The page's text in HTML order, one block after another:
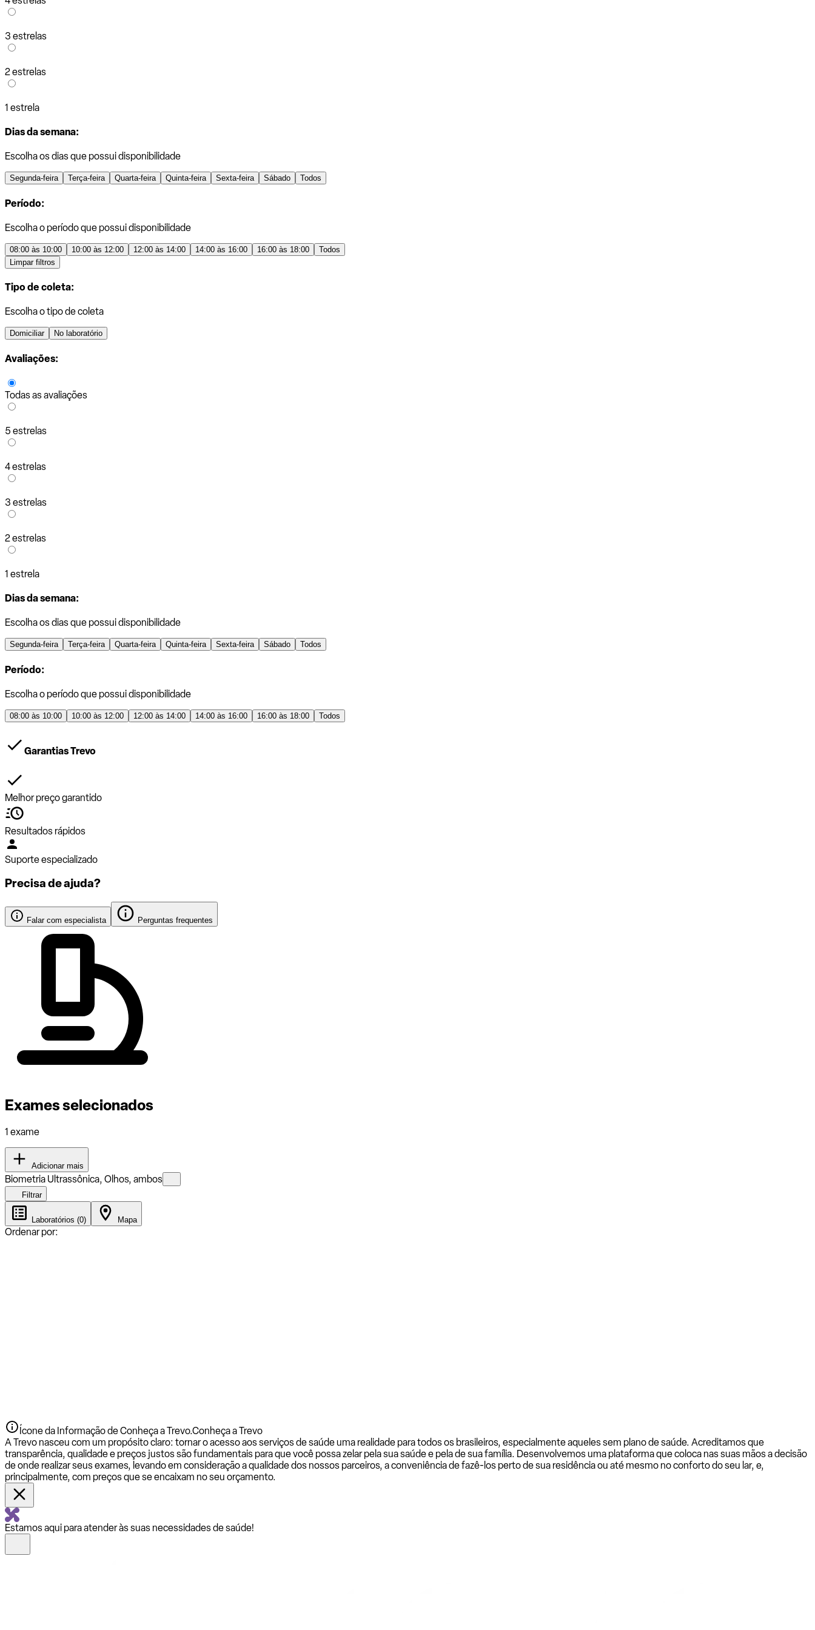
3 estrelas
2 estrelas
1 estrela
Dias da semana:
Escolha os dias que possui disponibilidade
Segunda-feira Terça-feira Quarta-feira Quinta-feira Sexta-feira Sábado Todos
Período:
Escolha o período que possui disponibilidade
08:00 às 10:00 10:00 às 12:00 12:00 às 14:00 14:00 às 16:00 16:00 às 18:00
Todos
Limpar filtros
Tipo de coleta:
Escolha o tipo de coleta
Domiciliar No laboratório
Avaliações:
Todas as avaliações
5 estrelas
4 estrelas
3 estrelas
2 estrelas
1 estrela
Dias da semana:
Escolha os dias que possui disponibilidade
Segunda-feira Terça-feira Quarta-feira Quinta-feira Sexta-feira Sábado Todos
Período:
Escolha o período que possui disponibilidade
08:00 às 10:00 10:00 às 12:00 12:00 às 14:00 14:00 às 16:00 16:00 às 18:00 Todos
Garantias Trevo
Melhor preço garantido
Resultados rápidos
Suporte especializado
Precisa de ajuda?
Falar com especialista Perguntas frequentes
Exames selecionados
1 exame
Adicionar mais
Biometria Ultrassônica, Olhos, ambos
Filtrar
Laboratórios (0) Mapa
Ordenar por:
Ícone da Informação de Conheça a Trevo.Conheça a Trevo
A Trevo nasceu com um propósito claro: tornar o acesso aos serviços de saúde uma realidade para todos os brasileiros, especialmente aqueles sem plano de saúde. Acreditamos que
transparência, qualidade e preços justos são fundamentais para que você possa zelar pela sua saúde e pela de sua família. Desenvolvemos uma plataforma que coloca nas suas mãos a decisão
de onde realizar seus exames, levando em consideração a qualidade dos nossos parceiros, a conveniência de fazê-los perto de sua residência ou até mesmo no conforto do seu lar, e,
principalmente, com preços que se encaixam no seu orçamento.
Estamos aqui para atender às suas necessidades de saúde!